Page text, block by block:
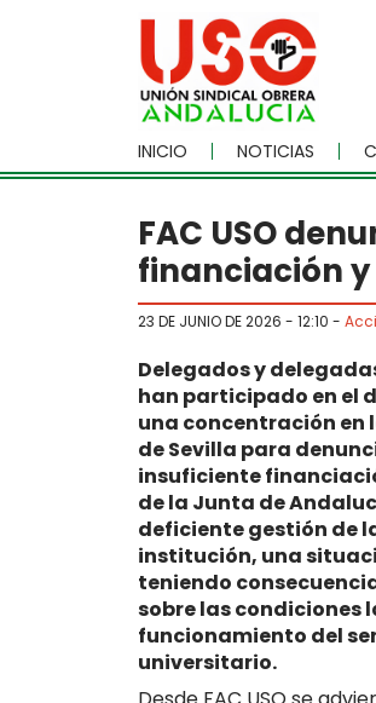
Skip to main content
INICIO NOTICIAS
FAC USO
financiación
23 DE JUNIO DE 2026 - 12:10 -
Delegados y
han participado en el
una concentración en
de Sevilla para
insuficiente
de la Junta de
deficiente gestión de
institución, una
teniendo
sobre las condiciones
funcionamiento del
universitario.